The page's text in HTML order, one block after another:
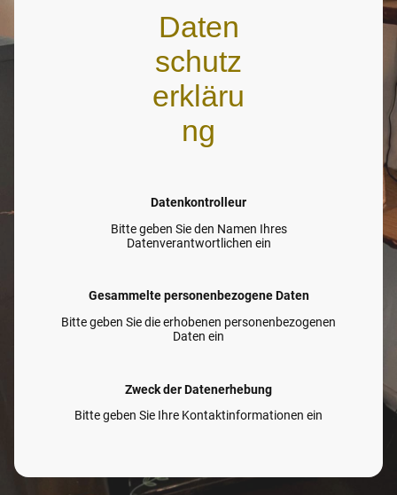
Daten
schutz
erkläru
ng
Datenkontrolleur
Bitte geben Sie den Namen Ihres
Datenverantwortlichen ein
Gesammelte personenbezogene Daten
Bitte geben Sie die erhobenen personenbezogenen
Daten ein
Zweck der Datenerhebung
Bitte geben Sie Ihre Kontaktinformationen ein